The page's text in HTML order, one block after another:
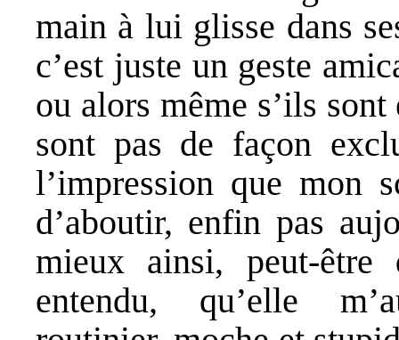
main à lui glisse dans
c’est juste un geste
ou alors même s’ils
sont pas de façon
l’impression que mon
d’aboutir, enfin pas
mieux ainsi, peut-
entendu, qu’elle